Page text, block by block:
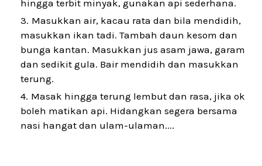
hingga terbit minyak, gunakan api sederhana.
Masukkan air, kacau rata dan bila mendidih,
masukkan ikan tadi. Tambah daun kesom dan
bunga kantan. Masukkan jus asam jawa, garam
dan sedikit gula. Bair mendidih dan masukkan
terung.
Masak hingga terung lembut dan rasa, jika ok
boleh matikan api. Hidangkan segera bersama
nasi hangat dan ulam-ulaman....